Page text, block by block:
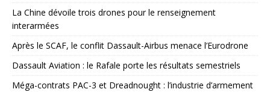
La Chine dévoile trois drones pour le renseignement
interarmées
Après le SCAF, le conflit Dassault-Airbus menace l’Eurodrone
Dassault Aviation : le Rafale porte les résultats semestriels
Méga-contrats PAC-3 et Dreadnought : l’industrie d’armement